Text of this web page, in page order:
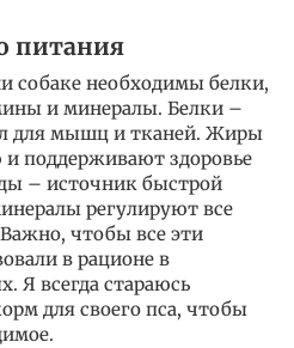
питания
собаке необходимы белки,
и минералы. Белки –
для мышц и тканей. Жиры
поддерживают здоровье
– источник быстрой
регулируют все
чтобы все эти
в рационе в
Я всегда стараюсь
для своего пса, чтобы